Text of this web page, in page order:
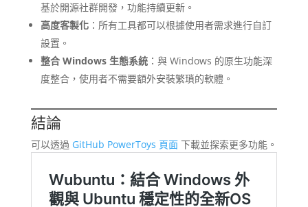
基於開源社群開發，功能持續更新。
高度客製化：所有工具都可以根據使用者需求進行自訂
設置。
整合 Windows 生態系統：與 Windows 的原生功能深
度整合，使用者不需要額外安裝繁瑣的軟體。
結論
可以透過 GitHub PowerToys 頁面下載並探索更多功能。